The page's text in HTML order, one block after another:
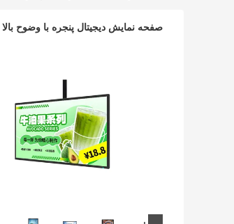
صفحه نمایش دیجیتال پنجره با وضوح بالا کیوسک